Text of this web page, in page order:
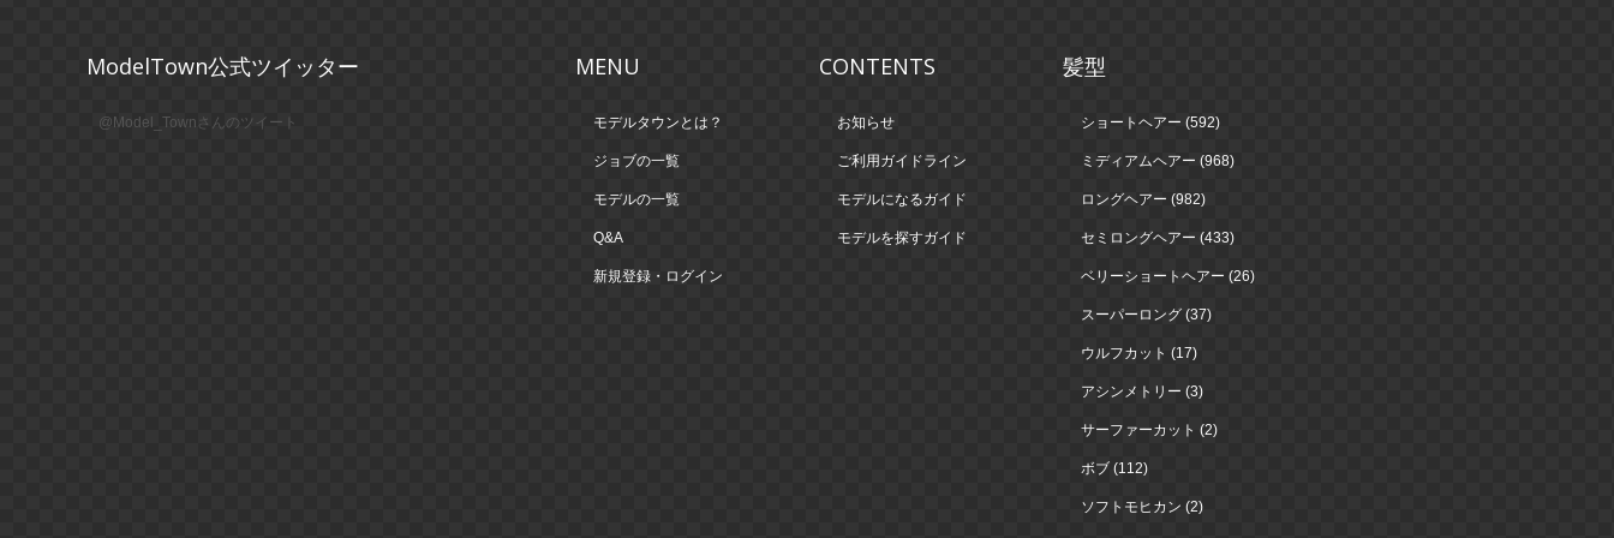
ModelTown公式ツイッター
@Model_Townさんのツイート
MENU
モデルタウンとは？
ジョブの一覧
モデルの一覧
Q&A
新規登録・ログイン
CONTENTS
お知らせ
ご利用ガイドライン
モデルになるガイド
モデルを探すガイド
髪型
ショートヘアー (592)
ミディアムヘアー (968)
ロングヘアー (982)
セミロングヘアー (433)
ベリーショートヘアー (26)
スーパーロング (37)
ウルフカット (17)
アシンメトリー (3)
サーファーカット (2)
ボブ (112)
ソフトモヒカン (2)